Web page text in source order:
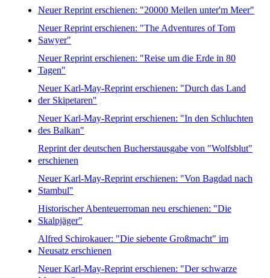
Neuer Reprint erschienen: "20000 Meilen unter'm Meer"
Neuer Reprint erschienen: "The Adventures of Tom
Sawyer"
Neuer Reprint erschienen: "Reise um die Erde in 80
Tagen"
Neuer Karl-May-Reprint erschienen: "Durch das Land
der Skipetaren"
Neuer Karl-May-Reprint erschienen: "In den Schluchten
des Balkan"
Reprint der deutschen Bucherstausgabe von "Wolfsblut"
erschienen
Neuer Karl-May-Reprint erschienen: "Von Bagdad nach
Stambul"
Historischer Abenteuerroman neu erschienen: "Die
Skalpjäger"
Alfred Schirokauer: "Die siebente Großmacht" im
Neusatz erschienen
Neuer Karl-May-Reprint erschienen: "Der schwarze